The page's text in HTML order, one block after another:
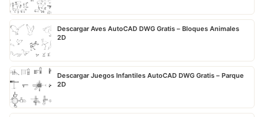
Descargar Aves AutoCAD DWG Gratis – Bloques Animales
2D
Descargar Juegos Infantiles AutoCAD DWG Gratis – Parque
2D